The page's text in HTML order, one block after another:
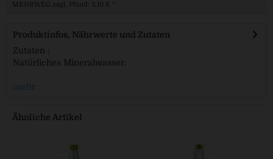
MEHRWEG zzgl. Pfand: 3,10 € *
Produktinfos, Nährwerte und Zutaten
Zutaten :
Natürliches Mineralwasser.
mehr
Ähnliche Artikel